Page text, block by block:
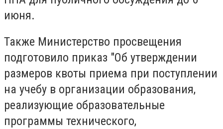
июня.
Также Министерство просвещения
подготовило приказ "Об утверждении
размеров квоты приема при поступлении
на учебу в организации образования,
реализующие образовательные
программы технического,